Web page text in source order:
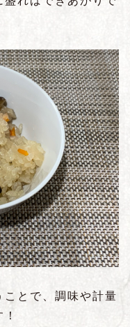
ことで、調味や計量